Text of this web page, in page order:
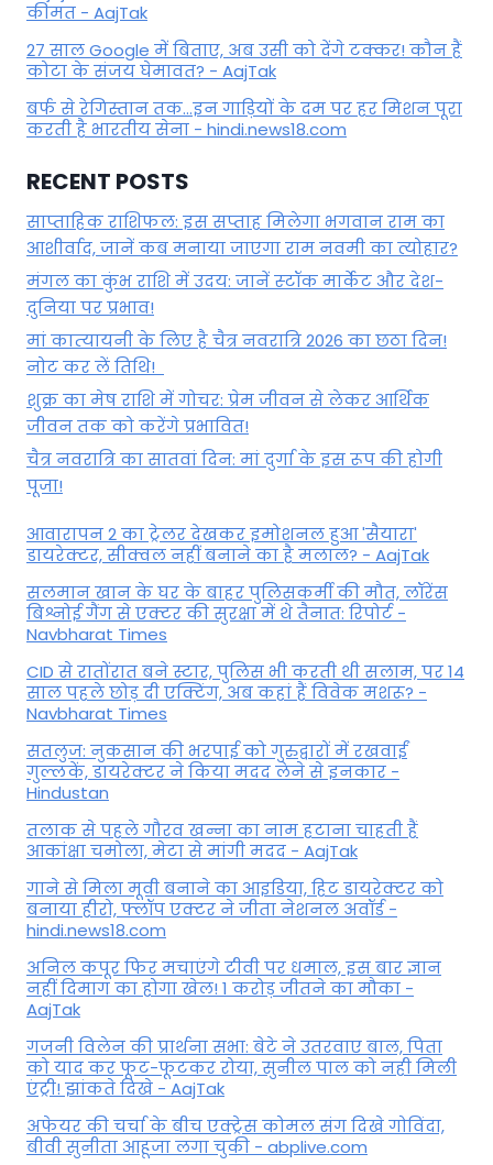
कीमत - AajTak
27 साल Google में बिताए, अब उसी को देंगे टक्कर! कौन हैं
कोटा के संजय घेमावत? - AajTak
बर्फ से रेगिस्तान तक...इन गाड़ियों के दम पर हर मिशन पूरा
करती है भारतीय सेना - hindi.news18.com
RECENT POSTS
साप्ताहिक राशिफल: इस सप्ताह मिलेगा भगवान राम का
आशीर्वाद, जानें कब मनाया जाएगा राम नवमी का त्योहार?
मंगल का कुंभ राशि में उदय: जानें स्‍टॉक मार्केट और देश-
दुनिया पर प्रभाव!
मां कात्‍यायनी के लिए है चैत्र नवरात्रि 2026 का छठा दिन!
नोट कर लें तिथि!
शुक्र का मेष राशि में गोचर: प्रेम जीवन से लेकर आर्थिक
जीवन तक को करेंगे प्रभावित!
चैत्र नवरात्रि का सातवां दिन: मां दुर्गा के इस रूप की होगी
पूजा!
आवारापन 2 का ट्रेलर देखकर इमोशनल हुआ 'सैयारा'
डायरेक्टर, सीक्वल नहीं बनाने का है मलाल? - AajTak
सलमान खान के घर के बाहर पुलिसकर्मी की मौत, लॉरेंस
बिश्नोई गैंग से एक्टर की सुरक्षा में थे तैनात: रिपोर्ट -
Navbharat Times
CID से रातोंरात बने स्टार, पुलिस भी करती थी सलाम, पर 14
साल पहले छोड़ दी एक्टिंग, अब कहां हैं विवेक मशरू? -
Navbharat Times
सतलुज: नुकसान की भरपाई को गुरुद्वारों में रखवाईं
गुल्लकें, डायरेक्टर ने किया मदद लेने से इनकार -
Hindustan
तलाक से पहले गौरव खन्ना का नाम हटाना चाहती हैं
आकांक्षा चमोला, मेटा से मांगी मदद - AajTak
गाने से मिला मूवी बनाने का आइडिया, हिट डायरेक्टर को
बनाया हीरो, फ्लॉप एक्टर ने जीता नेशनल अवॉर्ड -
hindi.news18.com
अनिल कपूर फिर मचाएंगे टीवी पर धमाल, इस बार ज्ञान
नहीं दिमाग का होगा खेल! 1 करोड़ जीतने का मौका -
AajTak
गजनी विलेन की प्रार्थना सभा: बेटे ने उतरवाए बाल, पिता
को याद कर फूट-फूटकर रोया, सुनील पाल को नही मिली
एंट्री! झांकते दिखे - AajTak
अफेयर की चर्चा के बीच एक्ट्रेस कोमल संग दिखे गोविंदा,
बीवी सुनीता आहूजा लगा चुकी - abplive.com